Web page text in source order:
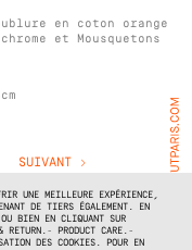
en coton orange
et Mousquetons
SUIVANT >
UNE MEILLEURE EXPÉRIENCE,
DE TIERS ÉGALEMENT. EN
OU BIEN EN CLIQUANT SUR
RETURN.- PRODUCT CARE.-
DES COOKIES. POUR EN